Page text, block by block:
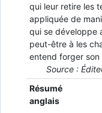
qui leur retire les
appliquée de
qui se développe
peut-être à les
entend forger
Source :
Résumé
anglais